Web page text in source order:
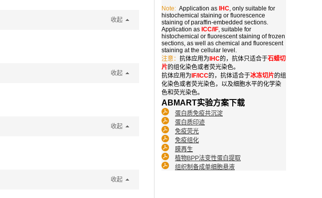
Note: Application as IHC, only suitable for
histochemical staining or fluorescence
staining of paraffin-embedded sections.
Application as ICC/IF, suitable for
histochemical or fluorescent staining of frozen
sections, as well as chemical and fluorescent
staining at the cellular level.
注意： 抗体应用为 IHC的，抗体只适合于石蜡切
片的组化染色或者荧光染色。
抗体应用为 IF/ICC的，抗体适合于冰冻切片的组
化染色或者荧光染色，以及细胞水平的化学染
色和荧光染色。
ABMART实验方案下载
蛋白质免疫共沉淀
蛋白质印迹
免疫荧光
免疫组化
膜再生
植物BPP法变性蛋白提取
组织制备成单细胞悬液
收起
收起
收起
收起